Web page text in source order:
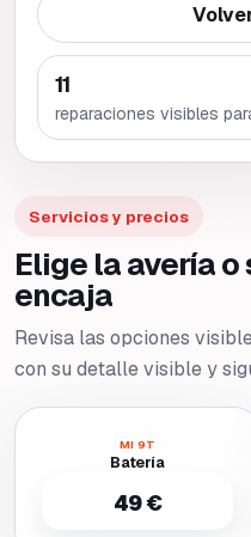
11
reparaciones visibles
Servicios y precios
Elige la avería
encaja
Revisa las opciones
con su detalle visible y
MI 9T
Batería
49 €